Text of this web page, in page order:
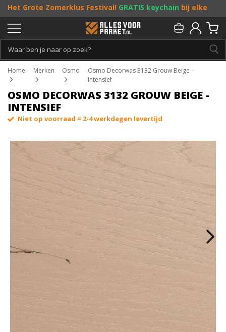
Het Grote Zomerklus Festival! GRATIS keychain bij elke
bestelling vanaf €25, entoffe acties! Doe je mee?
Persoonlijk & gratis advies:013 - 207 00 01
Home Merken Osmo
Osmo Decorwas 3132 Grouw Beige -
Intensief
OSMO DECORWAS 3132 GROUW BEIGE -
INTENSIEF
Niet op voorraad = 2-4 werkdagen levertijd